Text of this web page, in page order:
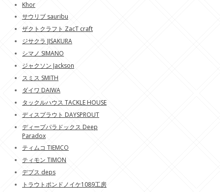
Khor
サウリブ sauribu
ザクトクラフト ZacT craft
ジサクラ JISAKURA
シマノ SIMANO
ジャクソン Jackson
スミス SMITH
ダイワ DAIWA
タックルハウス TACKLE HOUSE
ディスプラウト DAYSPROUT
ディープパラドックス Deep
Paradox
ティムコ TIEMCO
ティモン TIMON
デプス deps
トラウトポンドノイケ1089工房